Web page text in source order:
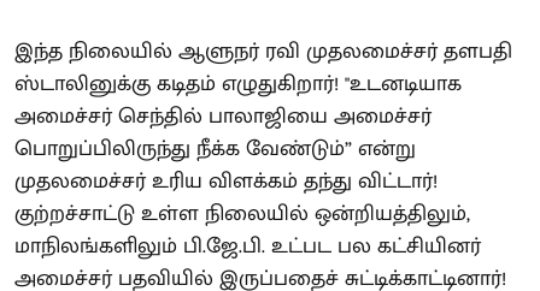
இந்த நிலையில் ஆளுநர் ரவி முதலமைச்சர் தளபதி
ஸ்டாலினுக்கு கடிதம் எழுதுகிறார்! "உடனடியாக
அமைச்சர் செந்தில் பாலாஜியை அமைச்சர்
பொறுப்பிலிருந்து நீக்க வேண்டும்” என்று
முதலமைச்சர் உரிய விளக்கம் தந்து விட்டார்!
குற்றச்சாட்டு உள்ள நிலையில் ஒன்றியத்திலும்,
மாநிலங்களிலும் பி.ஜே.பி. உட்பட பல கட்சியினர்
அமைச்சர் பதவியில் இருப்பதைச் சுட்டிக்காட்டினார்!